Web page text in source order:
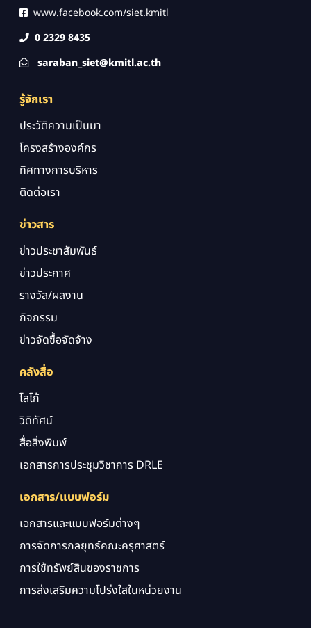
www.facebook.com/siet.kmitl
0 2329 8435
saraban_siet@kmitl.ac.th
รู้จักเรา
ประวัติความเป็นมา
โครงสร้างองค์กร
ทิศทางการบริหาร
ติดต่อเรา
ข่าวสาร
ข่าวประชาสัมพันธ์
ข่าวประกาศ
รางวัล/ผลงาน
กิจกรรม
ข่าวจัดซื้อจัดจ้าง
คลังสื่อ
โลโก้
วิดิทัศน์
สื่อสิ่งพิมพ์
เอกสารการประชุมวิชาการ DRLE
เอกสาร/แบบฟอร์ม
เอกสารและแบบฟอร์มต่างๆ
การจัดการกลยุทธ์คณะครุศาสตร์
การใช้ทรัพย์สินของราชการ
การส่งเสริมความโปร่งใสในหน่วยงาน